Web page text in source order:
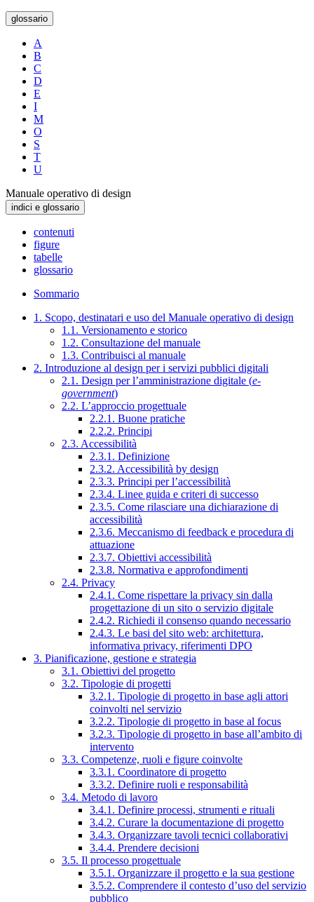
glossario
A
B
C
D
E
I
M
O
S
T
U
Manuale operativo di design
indici e glossario
contenuti
figure
tabelle
glossario
Sommario
1. Scopo, destinatari e uso del Manuale operativo di design
1.1. Versionamento e storico
1.2. Consultazione del manuale
1.3. Contribuisci al manuale
2. Introduzione al design per i servizi pubblici digitali
2.1. Design per l’amministrazione digitale (e-
government)
2.2. L’approccio progettuale
2.2.1. Buone pratiche
2.2.2. Principi
2.3. Accessibilità
2.3.1. Definizione
2.3.2. Accessibilità by design
2.3.3. Principi per l’accessibilità
2.3.4. Linee guida e criteri di successo
2.3.5. Come rilasciare una dichiarazione di
accessibilità
2.3.6. Meccanismo di feedback e procedura di
attuazione
2.3.7. Obiettivi accessibilità
2.3.8. Normativa e approfondimenti
2.4. Privacy
2.4.1. Come rispettare la privacy sin dalla
progettazione di un sito o servizio digitale
2.4.2. Richiedi il consenso quando necessario
2.4.3. Le basi del sito web: architettura,
informativa privacy, riferimenti DPO
3. Pianificazione, gestione e strategia
3.1. Obiettivi del progetto
3.2. Tipologie di progetti
3.2.1. Tipologie di progetto in base agli attori
coinvolti nel servizio
3.2.2. Tipologie di progetto in base al focus
3.2.3. Tipologie di progetto in base all’ambito di
intervento
3.3. Competenze, ruoli e figure coinvolte
3.3.1. Coordinatore di progetto
3.3.2. Definire ruoli e responsabilità
3.4. Metodo di lavoro
3.4.1. Definire processi, strumenti e rituali
3.4.2. Curare la documentazione di progetto
3.4.3. Organizzare tavoli tecnici collaborativi
3.4.4. Prendere decisioni
3.5. Il processo progettuale
3.5.1. Organizzare il progetto e la sua gestione
3.5.2. Comprendere il contesto d’uso del servizio
pubblico